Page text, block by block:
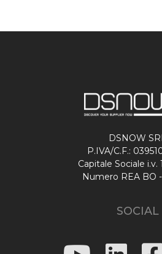
DSNOW
P.IVA/C.F.:
Capitale Sociale
Numero REA BO -
SOCIAL